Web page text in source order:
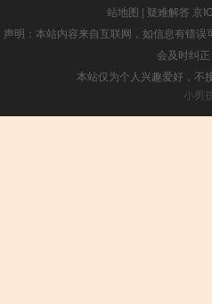
站地图 | 疑难解答 京
声明：本站内容来自互联网，如信息有错
会及时纠
本站仅为个人兴趣爱好，不
小男